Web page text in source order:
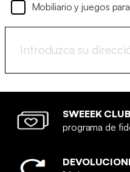
Mobiliario y juegos
SWEEEK CLUB
programa de